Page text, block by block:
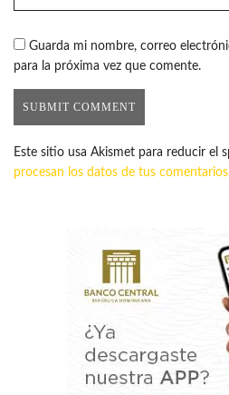
Guarda mi nombre, correo
para la próxima vez que comente.
Este sitio usa Akismet para reducir el
procesan los datos de tus